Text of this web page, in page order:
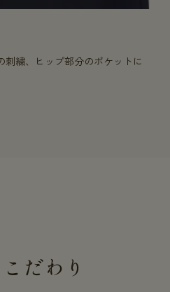
刺繍、ヒップ部分のポケットに
だわり